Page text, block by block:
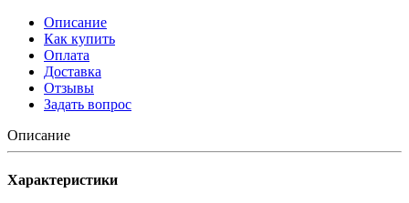
Описание
Как купить
Оплата
Доставка
Отзывы
Задать вопрос
Описание
Характеристики